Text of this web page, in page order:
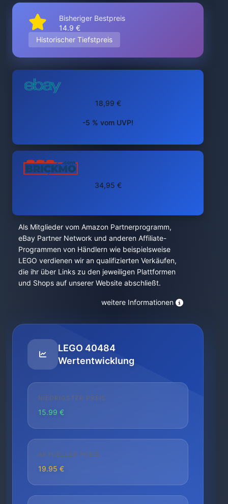
Bisheriger Bestpreis
14.9 €
Historischer Tiefstpreis
18,99 €
-5 % vom UVP!
34,95 €
Als Mitglieder vom Amazon Partnerprogramm,
eBay Partner Network und anderen Affiliate-
Programmen von Händlern wie beispielsweise
LEGO verdienen wir an qualifizierten Verkäufen,
die ihr über Links zu den jeweiligen Plattformen
und Shops auf unserer Website abschließt.
weitere Informationen
LEGO 40484
Wertentwicklung
NIEDRIGSTER PREIS
15.99 €
AKTUELLER PREIS
19.95 €